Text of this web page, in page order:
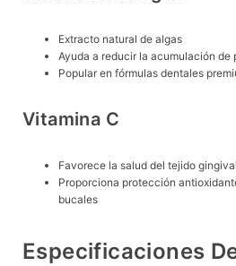
Extracto natural de algas
Ayuda a reducir la acumulación de
Popular en fórmulas dentales
Vitamina C
Favorece la salud del tejido gingival
Proporciona protección
bucales
Especificaciones